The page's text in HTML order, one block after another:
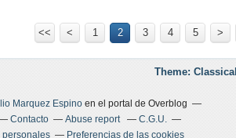
<< < 1 2 3 4 5 >
Theme:
Marquez Espinoen el portal de Overblog
Contacto Abuse report
C.G.U.
personales
Preferencias de las cookies